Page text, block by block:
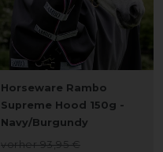
Horseware Rambo
Supreme Hood 150g -
Navy/Burgundy
vorher 93,95 €